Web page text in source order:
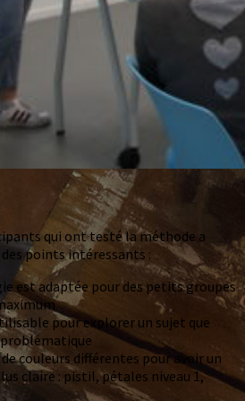
qui ont testé la méthode a
points intéressants :
est adaptée pour des petits groupes
pour explorer un sujet que
problématique
de couleurs différentes pour avoir un
claire : pistil, pétales niveau 1,